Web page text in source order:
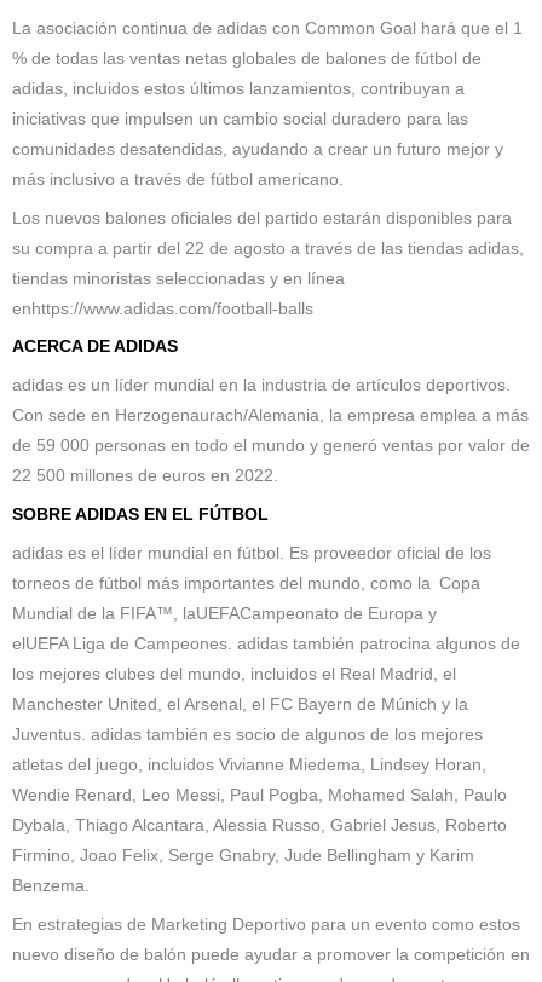
La asociación continua de adidas con Common Goal hará que el 1
% de todas las ventas netas globales de balones de fútbol de
adidas, incluidos estos últimos lanzamientos, contribuyan a
iniciativas que impulsen un cambio social duradero para las
comunidades desatendidas, ayudando a crear un futuro mejor y
más inclusivo a través de fútbol americano.
Los nuevos balones oficiales del partido estarán disponibles para
su compra a partir del 22 de agosto a través de las tiendas adidas,
tiendas minoristas seleccionadas y en línea
enhttps://www.adidas.com/football-balls
ACERCA DE ADIDAS
adidas es un líder mundial en la industria de artículos deportivos.
Con sede en Herzogenaurach/Alemania, la empresa emplea a más
de 59 000 personas en todo el mundo y generó ventas por valor de
22 500 millones de euros en 2022.
SOBRE ADIDAS EN EL FÚTBOL
adidas es el líder mundial en fútbol. Es proveedor oficial de los
torneos de fútbol más importantes del mundo, como la Copa
Mundial de la FIFA™, laUEFACampeonato de Europa y
elUEFA Liga de Campeones. adidas también patrocina algunos de
los mejores clubes del mundo, incluidos el Real Madrid, el
Manchester United, el Arsenal, el FC Bayern de Múnich y la
Juventus. adidas también es socio de algunos de los mejores
atletas del juego, incluidos Vivianne Miedema, Lindsey Horan,
Wendie Renard, Leo Messi, Paul Pogba, Mohamed Salah, Paulo
Dybala, Thiago Alcantara, Alessia Russo, Gabriel Jesus, Roberto
Firmino, Joao Felix, Serge Gnabry, Jude Bellingham y Karim
Benzema.
En estrategias de Marketing Deportivo para un evento como estos
nuevo diseño de balón puede ayudar a promover la competición en